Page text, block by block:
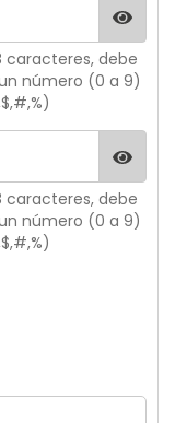
caracteres, debe
número (0 a 9)
caracteres, debe
número (0 a 9)